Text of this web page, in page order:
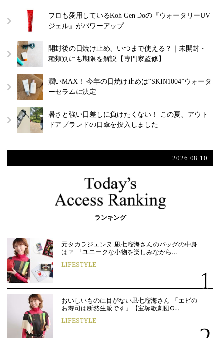
プロも愛用しているKoh Gen Doの『ウォータリーUV
ジェル』がパワーアップ…
開封後の日焼け止め、いつまで使える？｜未開封・
種類別にも期限を解説【専門家監修】
潤いMAX！ 今年の日焼け止めは“SKIN1004”ウォータ
ーセラムに決定
暑さと強い日差しに負けたくない！ この夏、アウト
ドアブランドの日傘を投入しました
2026.08.10
ランキング
元タカラジェンヌ 凪七瑠海さんのバッグの中身
は？ 「ユニークな小物を楽しみながら…
LIFESTYLE
おいしいものに目がない凪七瑠海さん 「エビの
お寿司は断然生派です」【宝塚歌劇団O…
LIFESTYLE